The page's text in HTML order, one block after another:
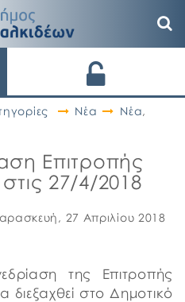
Νέα Νέα,
Επιτροπής
27/4/2018
27 Απριλίου 2018
της Επιτροπής
στο Δημοτικό